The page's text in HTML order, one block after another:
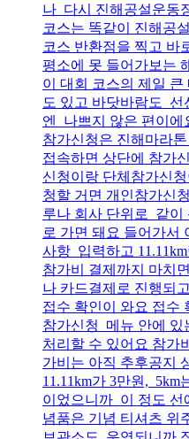
나 다시 진해공설운동
코스는 똑같이 진해공
코스 반환점을 찍고 바
평소에 못 들어가보는
이 대회 코스의 제일 큰
도 있고 바닷바람도 선
엔 나쁘지 않은 편이에
참가신청은 진해마라
접속하면 상단에 참가
신청이랑 단체참가신
청할 거면 개인참가신
루나 회사 단위로 같이
로 가면 돼요 들어가서
사항 입력하고
참가비 결제까지 마치
나 카드결제로 진행되
접수 확인이 와요 접수
참가신청 메뉴 안에 있
처리할 수 있어요 참가
가비는 아직 추후공지
11.11km가 3만원, 5km
이었으니까 이 정도 선
념품은 기념 티셔츠 위